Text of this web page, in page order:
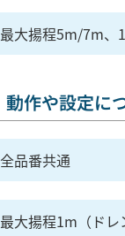
最大揚程5m/7m、
動作や設定に
全品番共通
最大揚程1m（ドレ